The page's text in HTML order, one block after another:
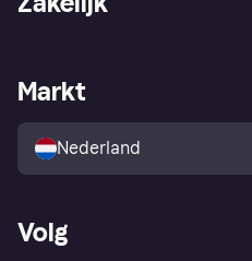
Winkeloverzicht
Kopersbescherming voor
consumenten
Zakelijke login
Markt
Nederland
Volg